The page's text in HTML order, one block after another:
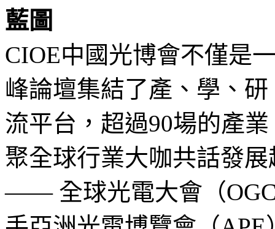
藍圖
CIOE中國光博會不僅是
峰論壇集結了產、學、
流平台，超過90場的產
聚全球行業大咖共話發
—— 全球光電大會（